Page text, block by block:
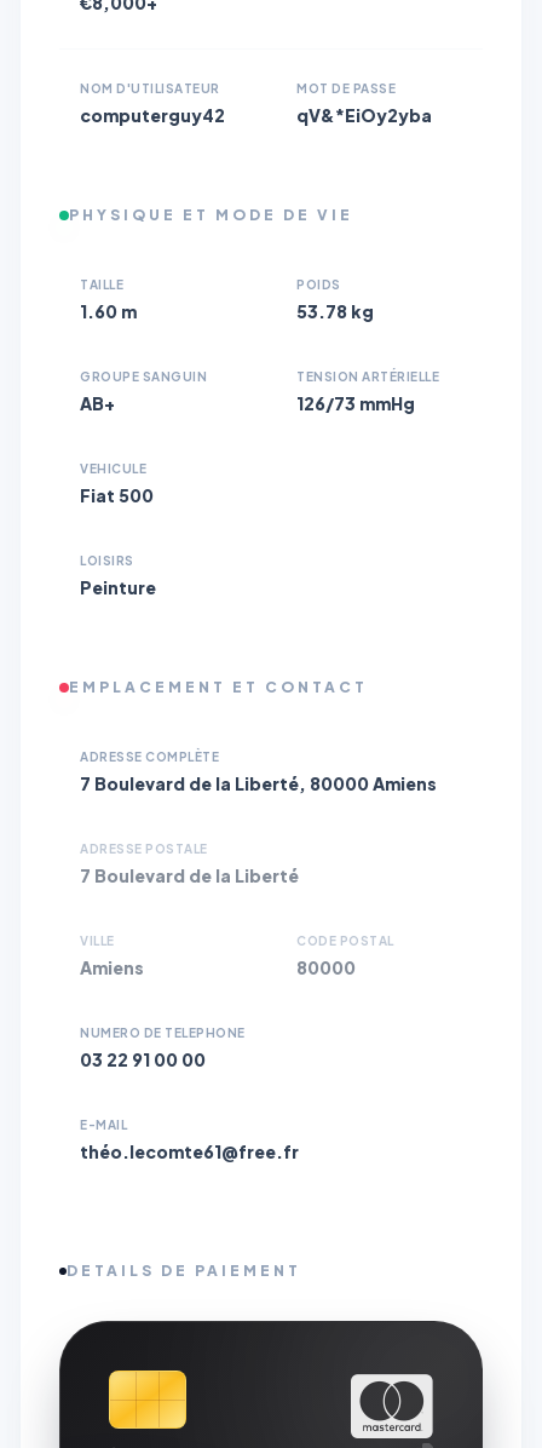
NOM D'UTILISATEUR
computerguy42
MOT DE PASSE
qV&*EiOy2yba
PHYSIQUE ET MODE DE VIE
TAILLE
1.60 m
POIDS
53.78 kg
GROUPE SANGUIN
AB+
TENSION ARTÉRIELLE
126/73 mmHg
VEHICULE
Fiat 500
LOISIRS
Peinture
EMPLACEMENT ET CONTACT
ADRESSE COMPLÈTE
7 Boulevard de la Liberté, 80000 Amiens
ADRESSE POSTALE
7 Boulevard de la Liberté
VILLE
Amiens
CODE POSTAL
80000
NUMERO DE TELEPHONE
03 22 91 00 00
E-MAIL
théo.lecomte61@free.fr
DETAILS DE PAIEMENT